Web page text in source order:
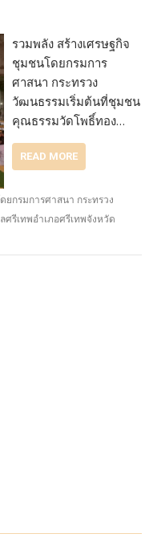
รวมพลัง สร้างเศรษฐกิจ
ชุมชนโดยกรมการ
ศาสนา กระทรวง
วัฒนธรรมเริ่มต้นที่ชุมชน
คุณธรรมวัดโพธิ์ทอง…
READ MORE
ยกรมการศาสนา กระทรวง
รีเทพอำเภอศรีเทพจังหวัด